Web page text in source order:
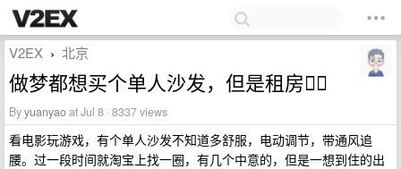
V2EX › 北京
做梦都想买个单人沙发，但是租房😮‍💨
Byyuanyaoat Jul 8 · 8337 views
看电影玩游戏，有个单人沙发不知道多舒服，电动调节，带通风追
腰。过一段时间就淘宝上找一圈，有几个中意的，但是一想到住的出